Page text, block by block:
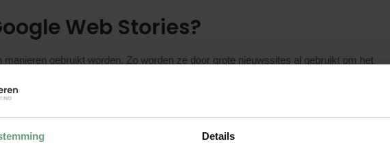
Details
Web Stories?
gebruikt worden. Zo worden ze door grote nieuwssites al gebruikt om het
Story is eigenlijk een stukje content dat losjes aan je belangrijkste content vastzit. Heb
staan, dan licht je de highlights uit en zet deze in je verhaal. Deel deze vervolgens
Trekt het verhaal je publiek aan, dan lezen ze waarschijnlijk ook het hele artikel